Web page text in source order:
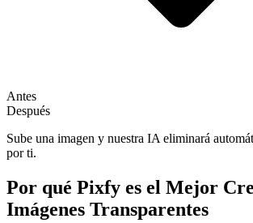
Antes
Después
Sube una imagen y nuestra IA eliminará
por ti.
Por qué Pixfy es el Mejor
Imágenes Transparentes